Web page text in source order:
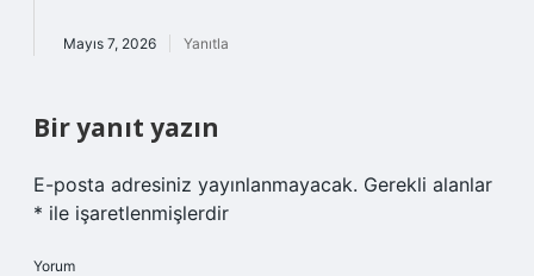
Mayıs 7, 2026 Yanıtla
Bir yanıt yazın
E-posta adresiniz yayınlanmayacak. Gerekli alanlar
* ile işaretlenmişlerdir
Yorum